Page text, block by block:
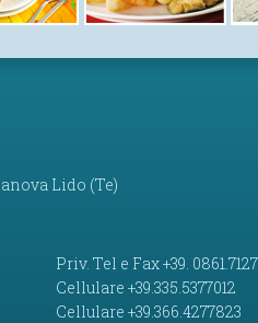
Lido (Te)
Priv. Tel e Fax +39.
Cellulare +39.335.5377012
Cellulare +39.366.4277823